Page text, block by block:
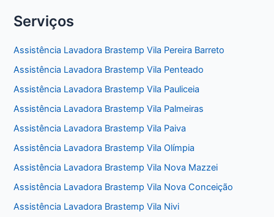
Serviços
Assistência Lavadora Brastemp Vila Pereira Barreto
Assistência Lavadora Brastemp Vila Penteado
Assistência Lavadora Brastemp Vila Pauliceia
Assistência Lavadora Brastemp Vila Palmeiras
Assistência Lavadora Brastemp Vila Paiva
Assistência Lavadora Brastemp Vila Olímpia
Assistência Lavadora Brastemp Vila Nova Mazzei
Assistência Lavadora Brastemp Vila Nova Conceição
Assistência Lavadora Brastemp Vila Nivi